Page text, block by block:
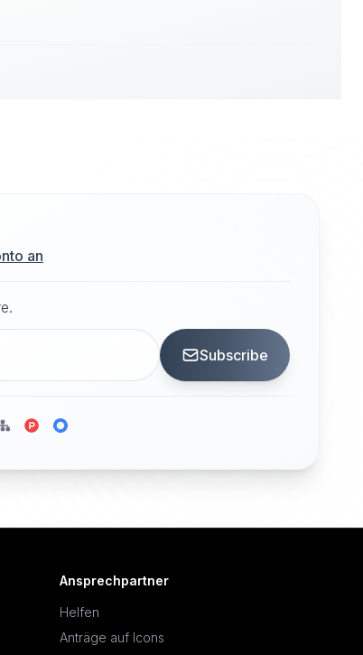
an
Subscribe
Ansprechpartner
Helfen
Anträge auf Icons